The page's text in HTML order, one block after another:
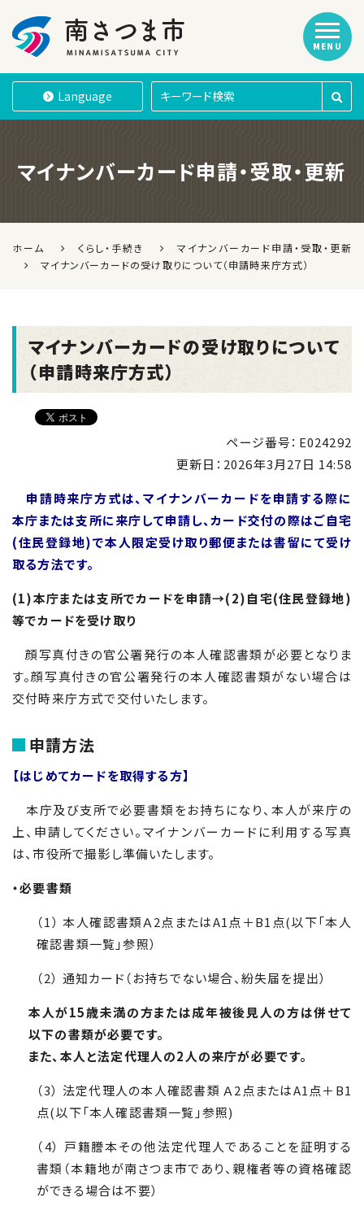
南さつま市
Language
MENU
マイナンバーカード申請・受取・更新
ホーム くらし・手続き
マイナンバーカード申請・受取・更新
マイナンバーカードの受け取りについて（申請時来庁方式）
マイナンバーカードの受け取りについて
（申請時来庁方式）
ページ番号：E024292
更新日： 2026年3月27日 14:58
申請時来庁方式は、マイナンバーカードを申請する際に
本庁または支所に来庁して申請し、カード交付の際はご自宅
(住民登録地)で本人限定受け取り郵便または書留にて受け
取る方法です。
(1)本庁または支所でカードを申請→(2)自宅(住民登録地)
等でカードを受け取り
顔写真付きの官公署発行の本人確認書類が必要となりま
す。顔写真付きの官公署発行の本人確認書類がない場合は
交付時来庁方式で交付いたします。
申請方法
【はじめてカードを取得する方】
本庁及び支所で必要書類をお持ちになり、本人が来庁の
上、申請してください。マイナンバーカードに利用する写真
は、市役所で撮影し準備いたします。
・必要書類
（1） 本人確認書類Ａ2点またはA1 点＋B1 点(以下「本人
確認書類一覧」参照）
（2） 通知カード（お持ちでない場合、紛失届を提出）
本人が15歳未満の方または成年被後見人の方は併せて
以下の書類が必要です。
また、本人と法定代理人の2人の来庁が必要です。
（3） 法定代理人の本人確認書類 Ａ2 点またはA1 点＋ B1
点(以下「本人確認書類一覧」参照)
（4） 戸籍謄本その他法定代理人であることを証明する
書類（本籍地が南さつま市であり、親権者等の資格確認
ができる場合は不要）